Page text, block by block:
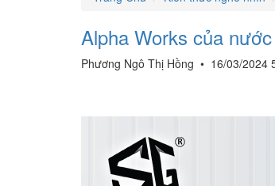
Alpha Works của
Phương Ngô Thị Hồng • 16/03/2024